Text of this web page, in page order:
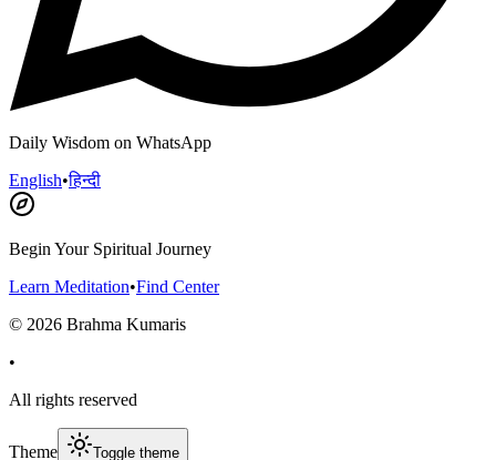
Daily Wisdom on WhatsApp
English•हिन्दी
Begin Your Spiritual Journey
Learn Meditation•Find Center
© 2026 Brahma Kumaris
•
All rights reserved
Theme Toggle theme